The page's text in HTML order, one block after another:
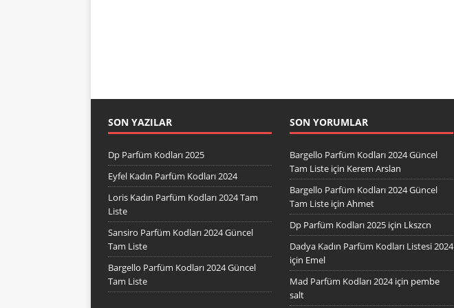
SON YAZILAR
Dp Parfüm Kodları 2025
Eyfel Kadın Parfüm Kodları 2024
Loris Kadın Parfüm Kodları 2024 Tam
Liste
Sansiro Parfüm Kodları 2024 Güncel
Tam Liste
Bargello Parfüm Kodları 2024 Güncel
Tam Liste
SON YORUMLAR
Bargello Parfüm Kodları 2024 Güncel
Tam Listeiçin Kerem Arslan
Bargello Parfüm Kodları 2024 Güncel
Tam Listeiçin Ahmet
Dp Parfüm Kodları 2025için Lkszcn
Dadya Kadın Parfüm Kodları Listesi 2024
için Emel
Mad Parfüm Kodları 2024için pembe
salt